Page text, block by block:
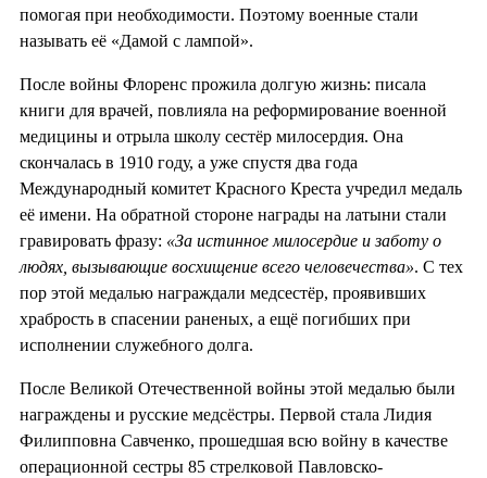
помогая при необходимости. Поэтому военные стали
называть её «Дамой с лампой».
После войны Флоренс прожила долгую жизнь: писала
книги для врачей, повлияла на реформирование военной
медицины и отрыла школу сестёр милосердия. Она
скончалась в 1910 году, а уже спустя два года
Международный комитет Красного Креста учредил медаль
её имени. На обратной стороне награды на латыни стали
гравировать фразу: «За истинное милосердие и заботу о
людях, вызывающие восхищение всего человечества». С тех
пор этой медалью награждали медсестёр, проявивших
храбрость в спасении раненых, а ещё погибших при
исполнении служебного долга.
После Великой Отечественной войны этой медалью были
награждены и русские медсёстры. Первой стала Лидия
Филипповна Савченко, прошедшая всю войну в качестве
операционной сестры 85 стрелковой Павловско-